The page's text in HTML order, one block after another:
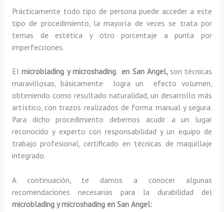
Prácticamente todo tipo de persona puede acceder a este
tipo de procedimiento, la mayoría de veces se trata por
temas de estética y otro porcentaje a punta por
imperfecciones.
Elmicroblading y microshading en San Angel, son técnicas
maravillosas, básicamente
logra un efecto volumen,
obteniendo como resultado naturalidad, un desarrollo más
artístico, con trazos realizados de forma manual y segura.
Para dicho procedimiento debemos acudir a un lugar
reconocido y experto con responsabilidad y un equipo de
trabajo profesional, certificado en técnicas de maquillaje
integrado.
A continuación, te damos a conocer algunas
recomendaciones necesarias para la durabilidad del
microblading y microshading en San Angel: